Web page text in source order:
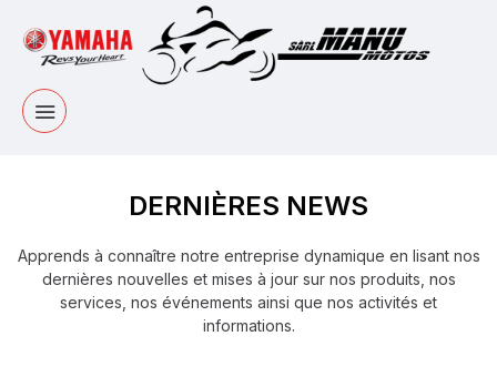
DERNIÈRES NEWS
Apprends à connaître notre entreprise dynamique en lisant nos
dernières nouvelles et mises à jour sur nos produits, nos
services, nos événements ainsi que nos activités et
informations.